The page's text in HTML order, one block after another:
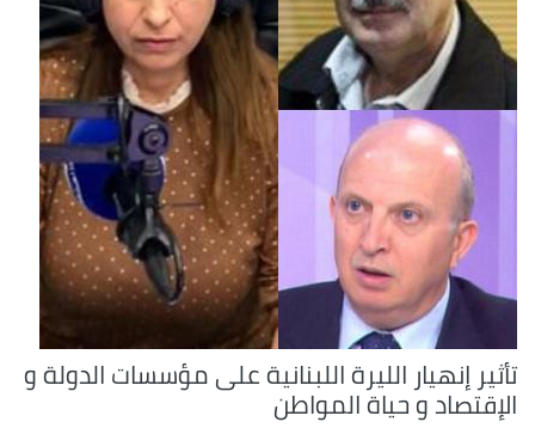
تأثير إنهيار الليرة اللبنانية على مؤسسات الدولة و
الإقتصاد و حياة المواطن